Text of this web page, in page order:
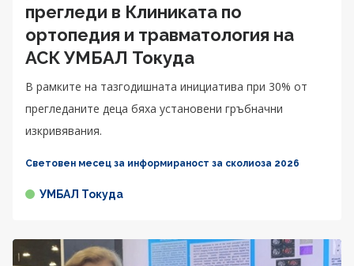
прегледи в Клиниката по
ортопедия и травматология на
АСК УМБАЛ Токуда
В рамките на тазгодишната инициатива при 30% от
прегледаните деца бяха установени гръбначни
изкривявания.
Световен месец за информираност за сколиоза 2026
УМБАЛ Токуда